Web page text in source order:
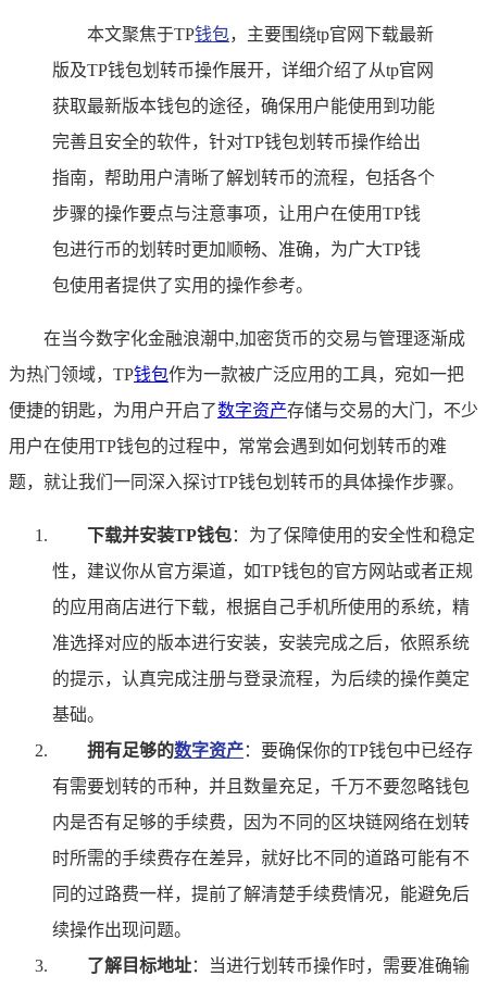
本文聚焦于TP钱包，主要围绕tp官网下载最新
版及TP钱包划转币操作展开，详细介绍了从tp官网
获取最新版本钱包的途径，确保用户能使用到功能
完善且安全的软件，针对TP钱包划转币操作给出
指南，帮助用户清晰了解划转币的流程，包括各个
步骤的操作要点与注意事项，让用户在使用TP钱
包进行币的划转时更加顺畅、准确，为广大TP钱
包使用者提供了实用的操作参考。
在当今数字化金融浪潮中,加密货币的交易与管理逐渐成
为热门领域，TP钱包作为一款被广泛应用的工具，宛如一把
便捷的钥匙，为用户开启了数字资产存储与交易的大门，不少
用户在使用TP钱包的过程中，常常会遇到如何划转币的难
题，就让我们一同深入探讨TP钱包划转币的具体操作步骤。
下载并安装TP钱包：为了保障使用的安全性和稳定
性，建议你从官方渠道，如TP钱包的官方网站或者正规
的应用商店进行下载，根据自己手机所使用的系统，精
准选择对应的版本进行安装，安装完成之后，依照系统
的提示，认真完成注册与登录流程，为后续的操作奠定
基础。
拥有足够的数字资产：要确保你的TP钱包中已经存
有需要划转的币种，并且数量充足，千万不要忽略钱包
内是否有足够的手续费，因为不同的区块链网络在划转
时所需的手续费存在差异，就好比不同的道路可能有不
同的过路费一样，提前了解清楚手续费情况，能避免后
续操作出现问题。
了解目标地址：当进行划转币操作时，需要准确输